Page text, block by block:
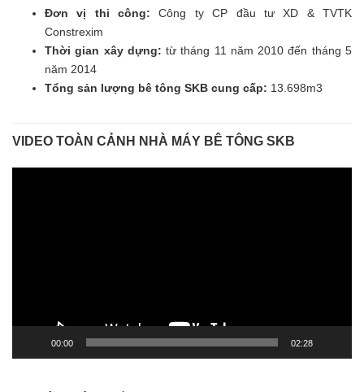
Đơn vị thi công: Công ty CP đầu tư XD & TVTK
Constrexim
Thời gian xây dựng: từ tháng 11 năm 2010 đến tháng 5
năm 2014
Tổng sản lượng bê tông SKB cung cấp: 13.698m3
VIDEO TOÀN CẢNH NHÀ MÁY BÊ TÔNG SKB
00:00 02:28